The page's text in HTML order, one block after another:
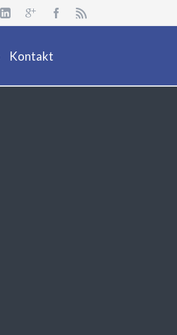
Kontakt